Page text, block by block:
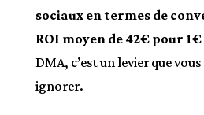
sociaux en termes de
ROI moyen de 42€ pour
DMA, c’est un levier que
ignorer.